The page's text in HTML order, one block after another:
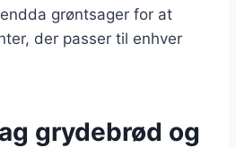
grøntsager for at
der passer til enhver
grydebrød og